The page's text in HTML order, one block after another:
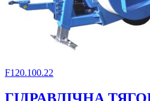
F120.100.22